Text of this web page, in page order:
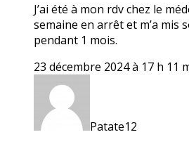
J’ai été à mon rdv chez le
semaine en arrêt et m’a mis
pendant 1 mois.
23 décembre 2024 à 17 h 11
Patate12